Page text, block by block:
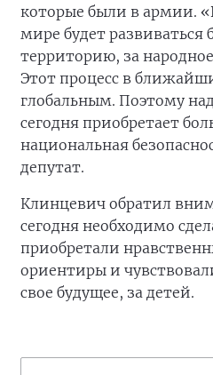
которые были в армии.
мире будет развиваться
территорию, за народное
Этот процесс в
глобальным. Поэтому
сегодня приобретает
национальная
депутат.
Клинцевич обратил
сегодня необходимо
приобретали
ориентиры и
свое будущее, за детей.